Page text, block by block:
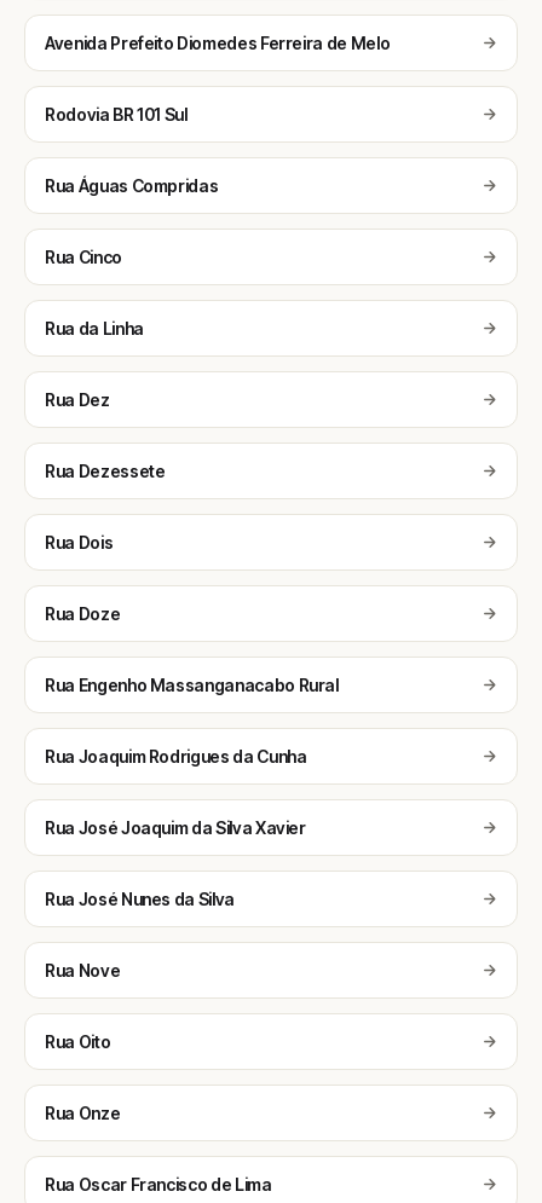
Avenida Prefeito Diomedes Ferreira de Melo
Rodovia BR 101 Sul
Rua Águas Compridas
Rua Cinco
Rua da Linha
Rua Dez
Rua Dezessete
Rua Dois
Rua Doze
Rua Engenho Massanganacabo Rural
Rua Joaquim Rodrigues da Cunha
Rua José Joaquim da Silva Xavier
Rua José Nunes da Silva
Rua Nove
Rua Oito
Rua Onze
Rua Oscar Francisco de Lima